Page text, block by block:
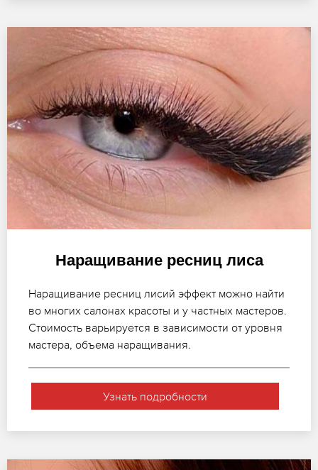
Наращивание ресниц лиса
Наращивание ресниц лисий эффект можно найти
во многих салонах красоты и у частных мастеров.
Стоимость варьируется в зависимости от уровня
мастера, объема наращивания.
Узнать подробности